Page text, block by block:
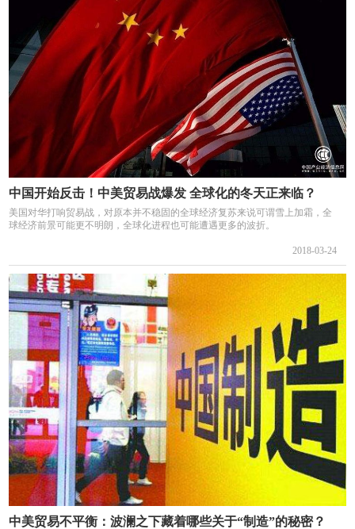
中国开始反击！中美贸易战爆发 全球化的冬天正来临？
美国对华打响贸易战，对原本并不稳固的全球经济复苏来说可谓雪上加霜，全
球经济前景可能更不明朗，全球化进程也可能遭遇更多的波折。
2018-03-24
中美贸易不平衡：波澜之下藏着哪些关于“制造”的秘密？